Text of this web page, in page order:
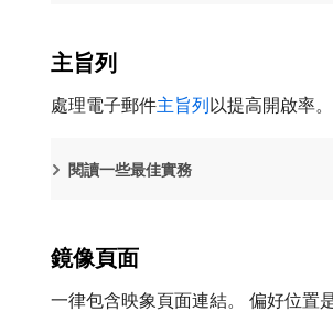
主旨列
處理電子郵件主旨列以提高開啟率。
閱讀一些最佳實務
鏡像頁面
一律包含映象頁面連結。 偏好位置